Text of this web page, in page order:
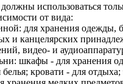
использоваться
от вида:
для хранения одежды,
и канцелярских
видео- и
шкафы - для хранения
кровати - для